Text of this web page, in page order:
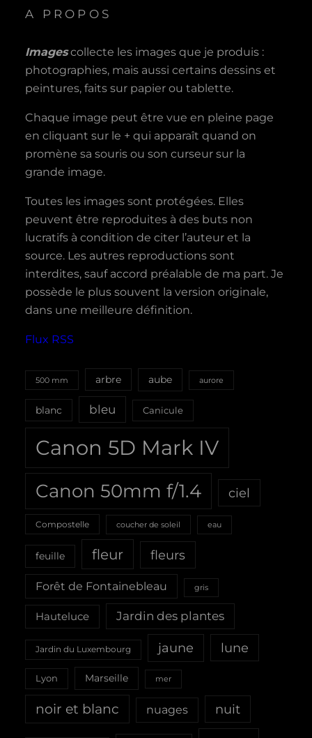
A PROPOS
Imagescollecte les images que je produis :
photographies, mais aussi certains dessins et
peintures, faits sur papier ou tablette.
Chaque image peut être vue en pleine page
en cliquant sur le + qui apparaît quand on
promène sa souris ou son curseur sur la
grande image.
Toutes les images sont protégées. Elles
peuvent être reproduites à des buts non
lucratifs à condition de citer l’auteur et la
source. Les autres reproductions sont
interdites, sauf accord préalable de ma part. Je
possède le plus souvent la version originale,
dans une meilleure définition.
Flux RSS
500 mm arbre aube aurore
blanc bleu Canicule
Canon 5D Mark IV
Canon 50mm f/1.4 ciel
Compostelle coucher de soleil eau
feuille fleur fleurs
Forêt de Fontainebleau gris
Hauteluce Jardin des plantes
Jardin du Luxembourg jaune lune
Lyon Marseille mer
noir et blanc nuages nuit